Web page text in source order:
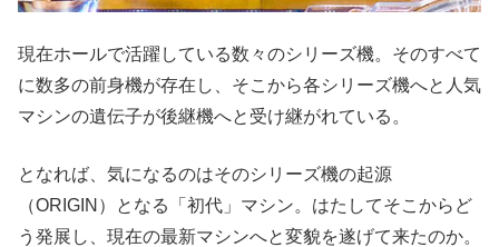
現在ホールで活躍している数々のシリーズ機。そのすべて
に数多の前身機が存在し、そこから各シリーズ機へと人気
マシンの遺伝子が後継機へと受け継がれている。
となれば、気になるのはそのシリーズ機の起源
（ORIGIN）となる「初代」マシン。はたしてそこからど
う発展し、現在の最新マシンへと変貌を遂げて来たのか。